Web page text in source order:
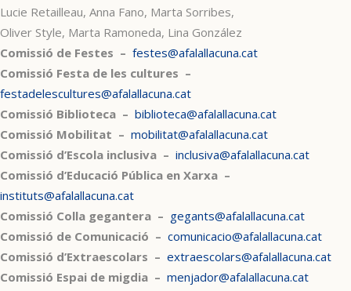
Lucie Retailleau, Anna Fano, Marta Sorribes,
Oliver Style, Marta Ramoneda, Lina González
Comissió de Festes – festes@afalallacuna.cat
Comissió Festa de les cultures –
festadelescultures@afalallacuna.cat
Comissió Biblioteca – biblioteca@afalallacuna.cat
Comissió Mobilitat – mobilitat@afalallacuna.cat
Comissió d’Escola inclusiva – inclusiva@afalallacuna.cat
Comissió d’Educació Pública en Xarxa –
instituts@afalallacuna.cat
Comissió Colla gegantera – gegants@afalallacuna.cat
Comissió de Comunicació – comunicacio@afalallacuna.cat
Comissió d’Extraescolars – extraescolars@afalallacuna.cat
Comissió Espai de migdia – menjador@afalallacuna.cat